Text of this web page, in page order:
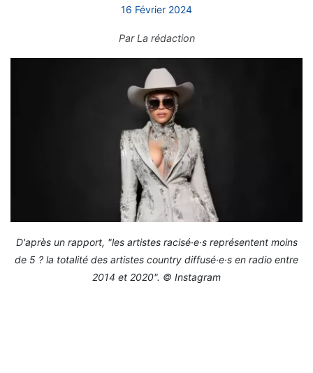
16 Février 2024
ParLa rédaction
D'après un rapport, "les artistes racisé·e·s représentent moins
de 5 ? la totalité des artistes country diffusé·e·s en radio entre
2014 et 2020". © Instagram